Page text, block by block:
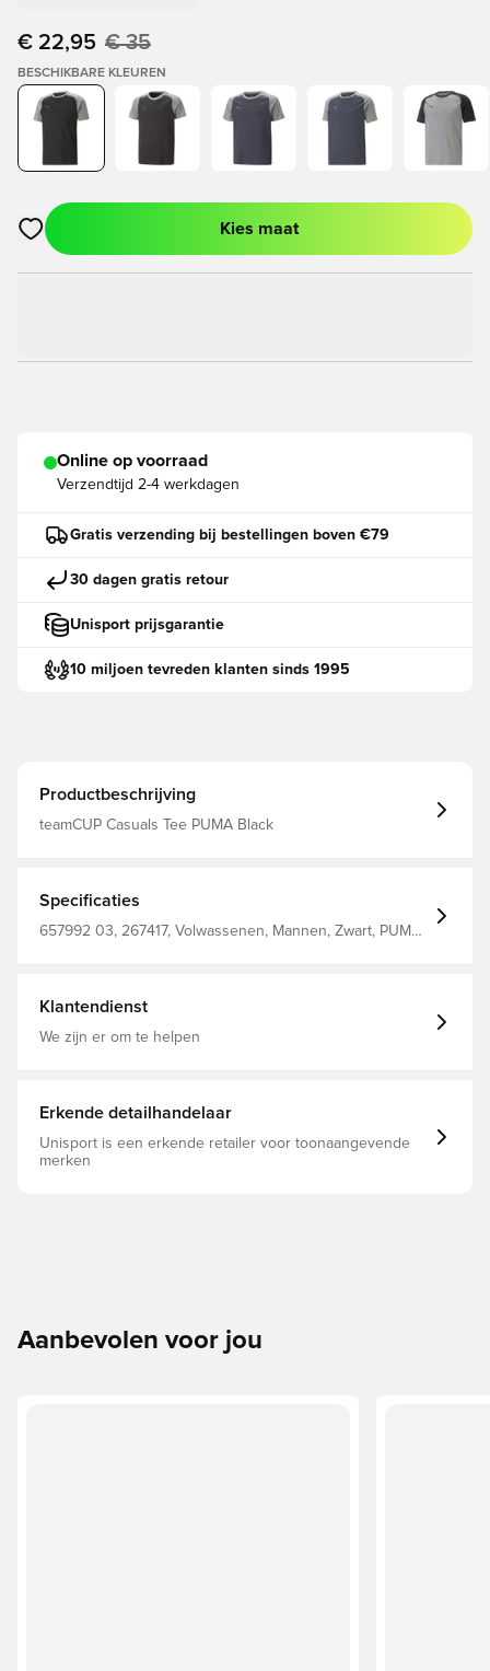
€ 22,95 € 35
BESCHIKBARE KLEUREN
Opent een venster om in te loggen of je aan te melden als lid
Kies maat
Online op voorraad
Verzendtijd 2-4 werkdagen
Gratis verzending bij bestellingen boven €79
30 dagen gratis retour
Unisport prijsgarantie
10 miljoen tevreden klanten sinds 1995
Productbeschrijving
teamCUP Casuals Tee PUMA Black
Specificaties
657992 03, 267417, Volwassenen, Mannen, Zwart, PUMA,
Klantendienst
We zijn er om te helpen
Erkende detailhandelaar
Unisport is een erkende retailer voor toonaangevende
merken
Aanbevolen voor jou